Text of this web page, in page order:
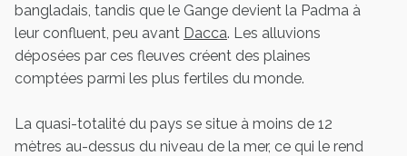
bangladais, tandis que le Gange devient la Padma à
leur confluent, peu avant Dacca. Les alluvions
déposées par ces fleuves créent des plaines
comptées parmi les plus fertiles du monde.
La quasi-totalité du pays se situe à moins de 12
mètres au-dessus du niveau de la mer, ce qui le rend